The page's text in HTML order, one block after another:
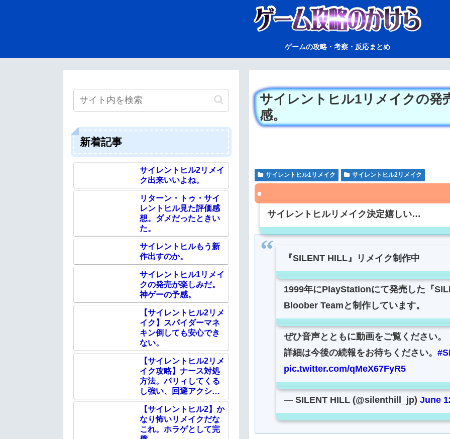
ゲームの攻略・考察・反応まとめ
サイレントヒル1リメイクの発
感。
サイレントヒル1リメイク サイレントヒル2リメイク
サイレントヒルリメイク決定嬉しい…
『SILENT HILL』リメイク制作中
1999年にPlayStationにて発売した『
Bloober Teamと制作しています。
ぜひ音声とともに動画をご覧ください。
詳細は今後の続報をお待ちください。
pic.twitter.com/qMeX67FyR5
— SILENT HILL (@silenthill_jp)June
新着記事
サイレントヒル2リメイ
ク出来いいよね。
リターン・トゥ・サイ
レントヒル見た評価感
想。ダメだったときい
た。
サイレントヒルもう新
作出すのか。
サイレントヒル1リメイ
クの発売が楽しみだ。
神ゲーの予感。
【サイレントヒル2リメ
イク】スパイダーマネ
キン倒しても安心でき
ない。
【サイレントヒル2リメ
イク攻略】ナース対処
方法。パリィしてくる
し強い、回避アクショ
ンが便利。
【サイレントヒル2】か
なり怖いリメイクだな
これ。ホラゲとして完